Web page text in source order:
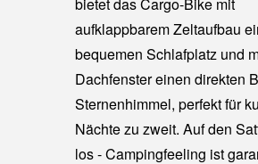
aufklappbarem Zeltaufbau
bequemen Schlafplatz und
Dachfenster einen direkten
Sternenhimmel, perfekt für
Nächte zu zweit. Auf den
los - Campingfeeling ist